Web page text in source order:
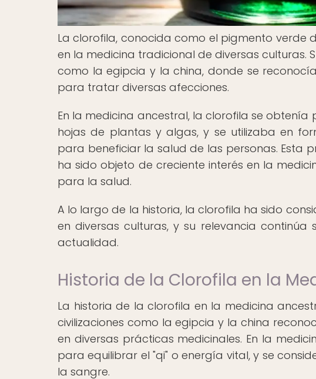
La clorofila, conocida como el pigmento verde
en la medicina tradicional de diversas culturas.
como la egipcia y la china, donde se
para tratar diversas afecciones.
En la medicina ancestral, la clorofila se
hojas de plantas y algas, y se utilizaba en
para beneficiar la salud de las personas.
ha sido objeto de creciente interés en la
para la salud.
A lo largo de la historia, la clorofila ha sido
en diversas culturas, y su relevancia
actualidad.
Historia de la Clorofila en la
La historia de la clorofila en la medicina
civilizaciones como la egipcia y la china
en diversas prácticas medicinales. En la
para equilibrar el "qi" o energía vital, y se
la sangre.